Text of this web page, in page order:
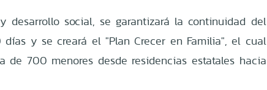
desarrollo social, se garantizará la continuidad del
días y se creará el "Plan Crecer en Familia", el cual
de 700 menores desde residencias estatales hacia